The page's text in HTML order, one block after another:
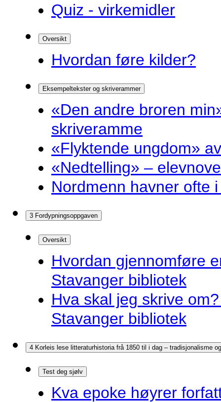
Quiz - virkemidler
Oversikt
Hvordan føre kilder?
Eksempeltekster og skriverammer
«Den andre broren
skriveramme
«Flyktende ungdom»
«Nedtelling» –
Nordmenn havner ofte
3 Fordypningsoppgaven
Oversikt
Hvordan gjennomføre
Stavanger bibliotek
Hva skal jeg skrive
Stavanger bibliotek
4 Korleis lese litteraturhistoria frå 1850 til i dag – tradisjonalisme
Test deg sjølv
Kva epoke høyrer